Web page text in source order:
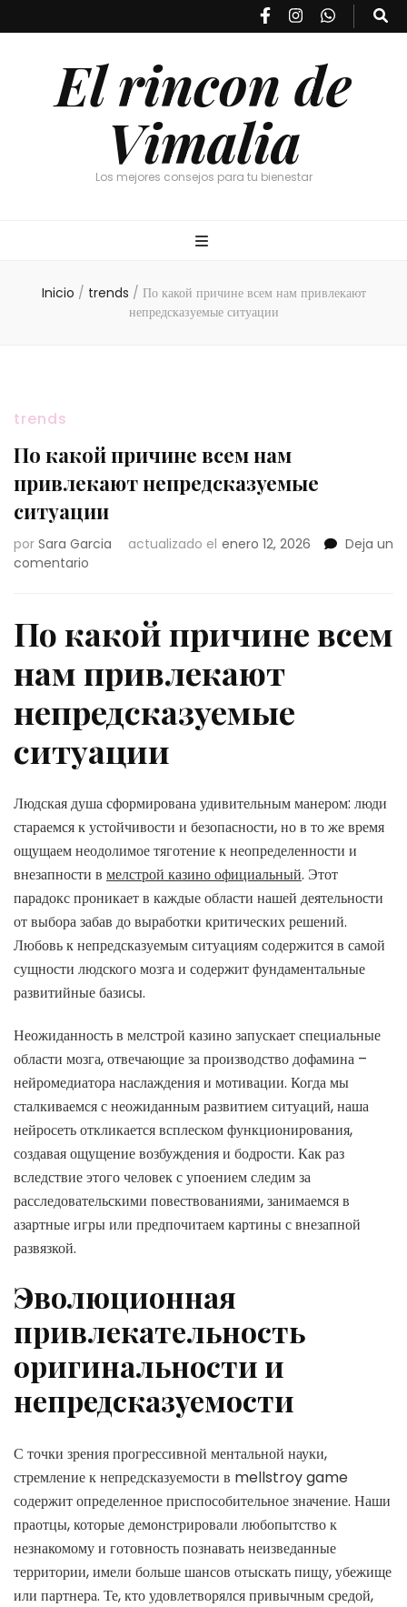
El rincon de
Vimalia
Los mejores consejos para tu bienestar
Inicio / trends / По какой причине всем нам привлекают
непредсказуемые ситуации
trends
По какой причине всем нам
привлекают непредсказуемые
ситуации
por Sara Garcia actualizado el enero 12, 2026
Deja un
comentario
всем
привлекают
непредсказуемые
ситуации
По какой причине всем
нам привлекают
непредсказуемые
ситуации
Людская душа сформирована удивительным манером: люди
стараемся к устойчивости и безопасности, но в то же время
ощущаем неодолимое тяготение к неопределенности и
внезапности в мелстрой казино официальный. Этот
парадокс проникает в каждые области нашей деятельности
от выбора забав до выработки критических решений.
Любовь к непредсказуемым ситуациям содержится в самой
сущности людского мозга и содержит фундаментальные
развитийные базисы.
Неожиданность в мелстрой казино запускает специальные
области мозга, отвечающие за производство дофамина –
нейромедиатора наслаждения и мотивации. Когда мы
сталкиваемся с неожиданным развитием ситуаций, наша
нейросеть откликается всплеском функционирования,
создавая ощущение возбуждения и бодрости. Как раз
вследствие этого человек с упоением следим за
расследовательскими повествованиями, занимаемся в
азартные игры или предпочитаем картины с внезапной
развязкой.
Эволюционная
привлекательность
оригинальности и
непредсказуемости
С точки зрения прогрессивной ментальной науки,
стремление к непредсказуемости в mellstroy game
содержит определенное приспособительное значение. Наши
праотцы, которые демонстрировали любопытство к
незнакомому и готовность познавать неизведанные
территории, имели больше шансов отыскать пищу, убежище
или партнера. Те, кто удовлетворялся привычным средой,